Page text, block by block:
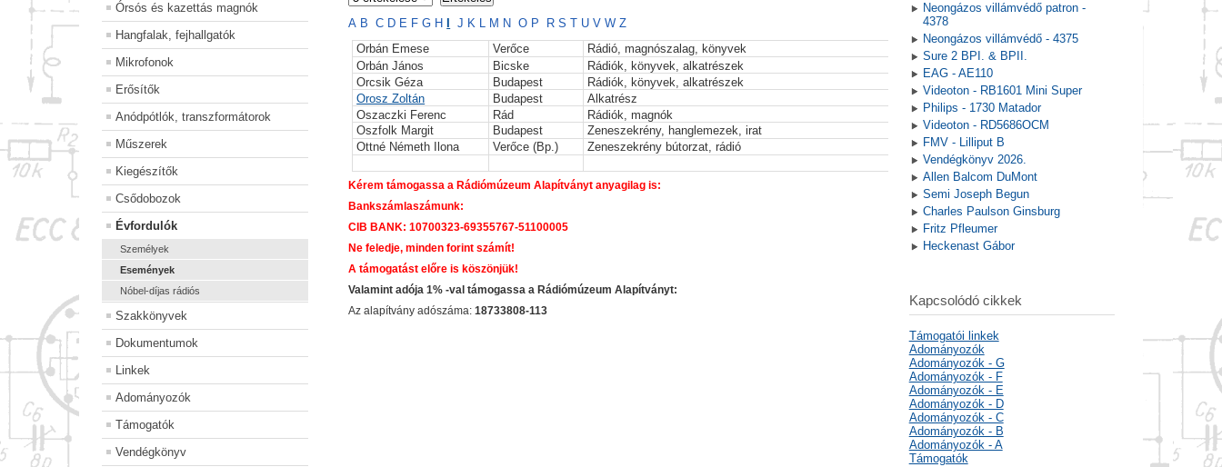
Órsós és kazettás magnók
Hangfalak, fejhallgatók
Mikrofonok
Erősítők
Anódpótlók, transzformátorok
Műszerek
Kiegészítők
Csődobozok
Évfordulók
Személyek
Események
Nóbel-díjas rádiós
Szakkönyvek
Dokumentumok
Linkek
Adományozók
Támogatók
Vendégkönyv
A BC D E F G H J K L M NO P R S T U V W Z
Orbán Emese
Verőce
Rádió, magnószalag, könyvek
Orbán János
Bicske
Rádiók, könyvek, alkatrészek
Orcsik Géza
Budapest
Rádiók, könyvek, alkatrészek
Orosz Zoltán
Budapest
Alkatrész
Oszaczki Ferenc
Rád
Rádiók, magnók
Oszfolk Margit
Budapest
Zeneszekrény, hanglemezek, irat
Ottné Németh Ilona
Verőce (Bp.) Zeneszekrény bútorzat, rádió
Kérem támogassa a Rádiómúzeum Alapítványt anyagilag is:
Bankszámlaszámunk:
CIB BANK: 10700323-69355767-51100005
Ne feledje, minden forint számít!
A támogatást előre is köszönjük!
Valamint adója 1% -val támogassa a Rádiómúzeum Alapítványt:
Az alapítvány adószáma:18733808-113
Neongázos villámvédő patron -
4378
Neongázos villámvédő - 4375
Sure 2 BPI. & BPII.
EAG - AE110
Videoton - RB1601 Mini Super
Philips - 1730 Matador
Videoton - RD5686OCM
FMV - Lilliput B
Vendégkönyv 2026.
Allen Balcom DuMont
Semi Joseph Begun
Charles Paulson Ginsburg
Fritz Pfleumer
Heckenast Gábor
Kapcsolódó cikkek
Támogatói linkek
Adományozók
Adományozók - G
Adományozók - F
Adományozók - E
Adományozók - D
Adományozók - C
Adományozók - B
Adományozók - A
Támogatók